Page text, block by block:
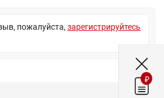
пожалуйста, зарегистрируйтесь
₽